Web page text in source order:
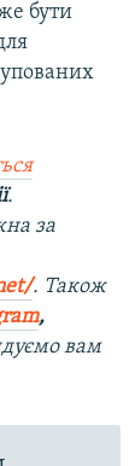
бути
.
за
. Також
,
вам